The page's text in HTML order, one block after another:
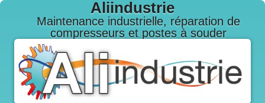
Aliindustrie
maintenance industrielle, réparation de
compresseurs et postes à souder